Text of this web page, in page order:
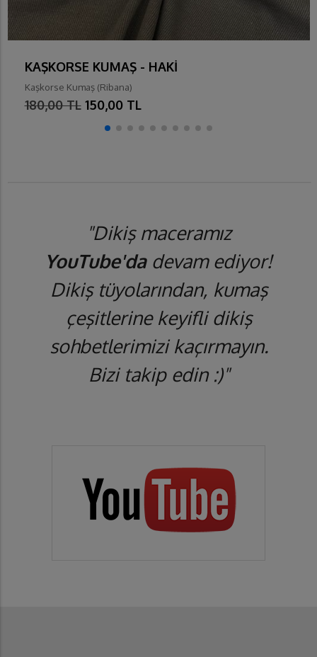
KAŞKORSE KUMAŞ - HAKİ
Kaşkorse Kumaş (Ribana)
180,00 TL 150,00 TL
"Dikiş maceramız
YouTube'dadevam ediyor!
Dikiş tüyolarından, kumaş
çeşitlerine keyifli dikiş
sohbetlerimizi kaçırmayın.
Bizi takip edin :)"